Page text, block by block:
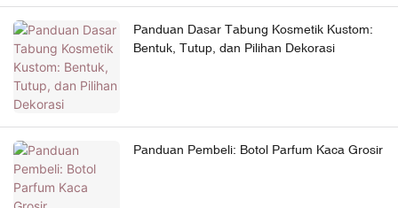
Panduan Dasar Tabung Kosmetik Kustom:
Bentuk, Tutup, dan Pilihan Dekorasi
Panduan Pembeli: Botol Parfum Kaca Grosir